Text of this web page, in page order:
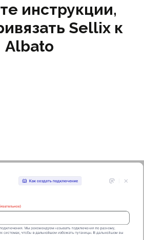
инструкции,
Sellix к
Albato